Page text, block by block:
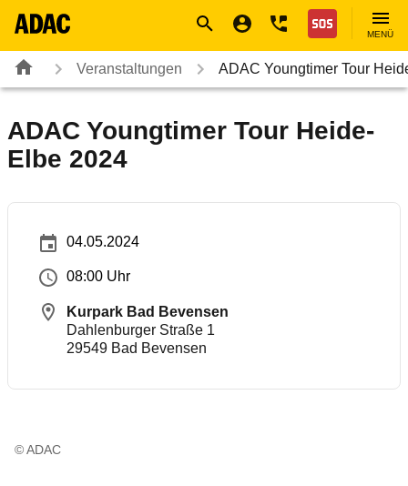
Nothilfe
MENÜ
Veranstaltungen ADAC Youngtimer Tour
ADAC Youngtimer Tour Heide-
Elbe 2024
04.05.2024
08:00 Uhr
Kurpark Bad Bevensen
Dahlenburger Straße 1
29549 Bad Bevensen
© ADAC